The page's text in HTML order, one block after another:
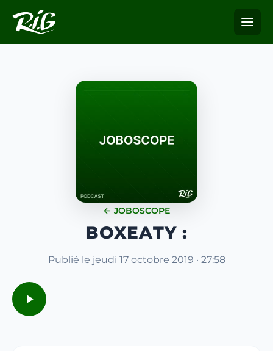
← JOBOSCOPE
BOXEATY :
Publié le jeudi 17 octobre 2019 · 27:58